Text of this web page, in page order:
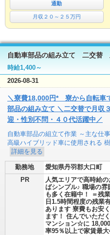
通勤
月収２０～２５万円
自動車部品の組み立て 二交替
時給1,400～
2026-08-31
＼寮費18,000円* 寮から自転車
部品の組み立て ＼二交替で月収
迎・性別不問・４０代活躍中／
自動車部品の組立て作業 ～主な仕
高級ハイブリッド車に使用される
詳細を見る
勤務地
愛知県丹羽郡大口町
PR
人気エリアで高時給
ばシンプル♪ 職場の雰
も多く在籍中！ ＝残
日1.5時間程度の残業
あります 寮費もお安
ます！ 住んでいただ
マンション☆に
率95％以上で家賃最大